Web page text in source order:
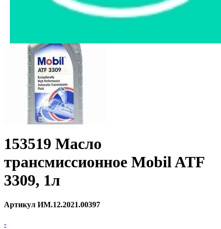
153519 Масло
трансмиссионное Mobil ATF
3309, 1л
Артикул ИМ.12.2021.00397
-